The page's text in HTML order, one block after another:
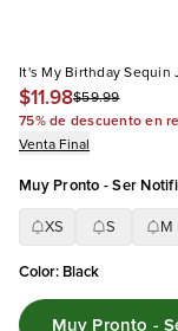
It's My Birthday Sequin
$11.98$59.99
75% de descuento en
Venta Final
Muy Pronto - Ser
XS S M
Color: Black